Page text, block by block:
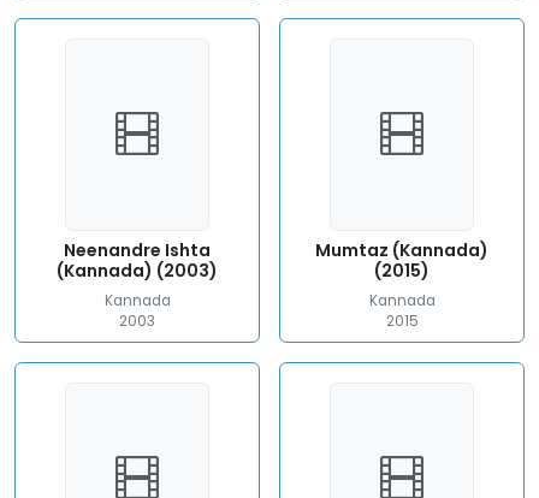
Neenandre Ishta
(Kannada) (2003)
Kannada
2003
Mumtaz (Kannada)
(2015)
Kannada
2015